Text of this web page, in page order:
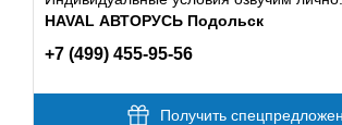
HAVAL АВТОРУСЬ Подольск
+7 (499) 455-95-56
Получить